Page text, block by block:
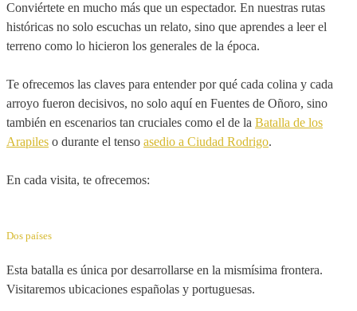
Conviértete en mucho más que un espectador. En nuestras rutas
históricas no solo escuchas un relato, sino que aprendes a leer el
terreno como lo hicieron los generales de la época.
Te ofrecemos las claves para entender por qué cada colina y cada
arroyo fueron decisivos, no solo aquí en Fuentes de Oñoro, sino
también en escenarios tan cruciales como el de la Batalla de los
Arapiles o durante el tenso asedio a Ciudad Rodrigo.
En cada visita, te ofrecemos:
Dos países
Esta batalla es única por desarrollarse en la mismísima frontera.
Visitaremos ubicaciones españolas y portuguesas.